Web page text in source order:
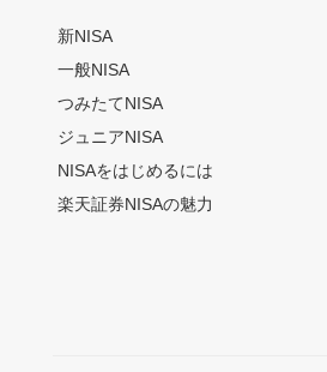
新NISA
一般NISA
つみたてNISA
ジュニアNISA
NISAをはじめるには
楽天証券NISAの魅力